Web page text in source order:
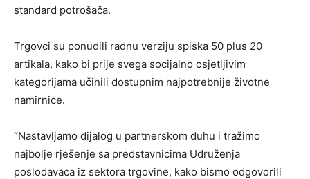
standard potrošača.
Trgovci su ponudili radnu verziju spiska 50 plus 20
artikala, kako bi prije svega socijalno osjetljivim
kategorijama učinili dostupnim najpotrebnije životne
namirnice.
“Nastavljamo dijalog u partnerskom duhu i tražimo
najbolje rješenje sa predstavnicima Udruženja
poslodavaca iz sektora trgovine, kako bismo odgovorili